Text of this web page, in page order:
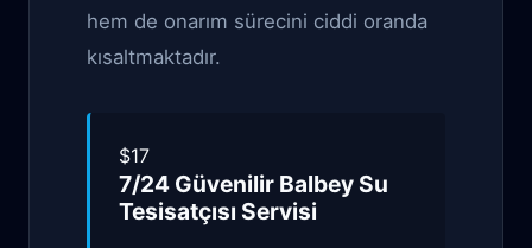
hem de onarım sürecini ciddi oranda
kısaltmaktadır.
$17
7/24 Güvenilir Balbey Su
Tesisatçısı Servisi